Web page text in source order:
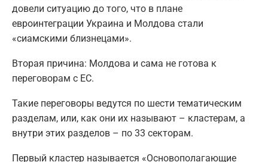
довели ситуацию до того, что в плане
евроинтеграции Украина и Молдова стали
«сиамскими близнецами».
Вторая причина: Молдова и сама не готова к
переговорам с ЕС.
Такие переговоры ведутся по шести тематическим
разделам, или, как они их называют – кластерам, а
внутри этих разделов – по 33 секторам.
Первый кластер называется «Основополагающие